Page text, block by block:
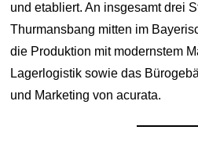
und etabliert. An insgesamt drei
Thurmansbang mitten im
die Produktion mit modernstem
Lagerlogistik sowie das
und Marketing von acurata.